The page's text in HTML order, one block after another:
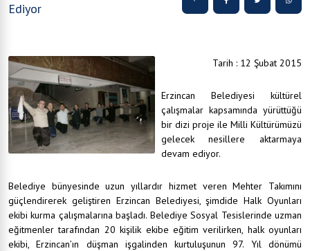
Ediyor
Tarih : 12 Şubat 2015
Erzincan Belediyesi kültürel
çalışmalar kapsamında yürüttüğü
bir dizi proje ile Milli Kültürümüzü
gelecek nesillere aktarmaya
devam ediyor.
Belediye bünyesinde uzun yıllardır hizmet veren Mehter Takımını
güçlendirerek geliştiren Erzincan Belediyesi, şimdide Halk Oyunları
ekibi kurma çalışmalarına başladı. Belediye Sosyal Tesislerinde uzman
eğitmenler tarafından 20 kişilik ekibe eğitim verilirken, halk oyunları
ekibi, Erzincan’ın düşman işgalinden kurtuluşunun 97. Yıl dönümü